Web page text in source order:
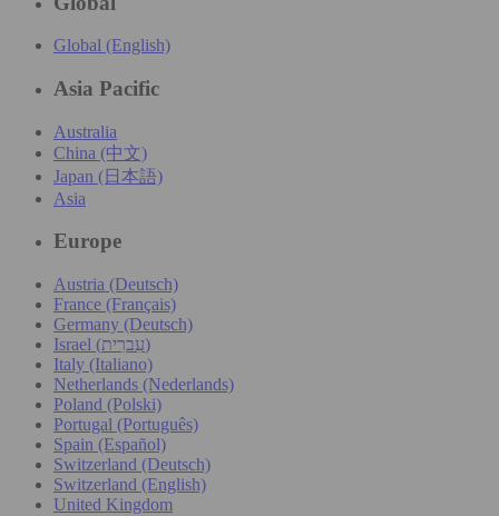
Global (English)
Asia Pacific
Australia
China (中文)
Japan (日本語)
Asia
Europe
Austria (Deutsch)
France (Français)
Germany (Deutsch)
Israel (עִברִית)
Italy (Italiano)
Netherlands (Nederlands)
Poland (Polski)
Portugal (Português)
Spain (Español)
Switzerland (Deutsch)
Switzerland (English)
United Kingdom